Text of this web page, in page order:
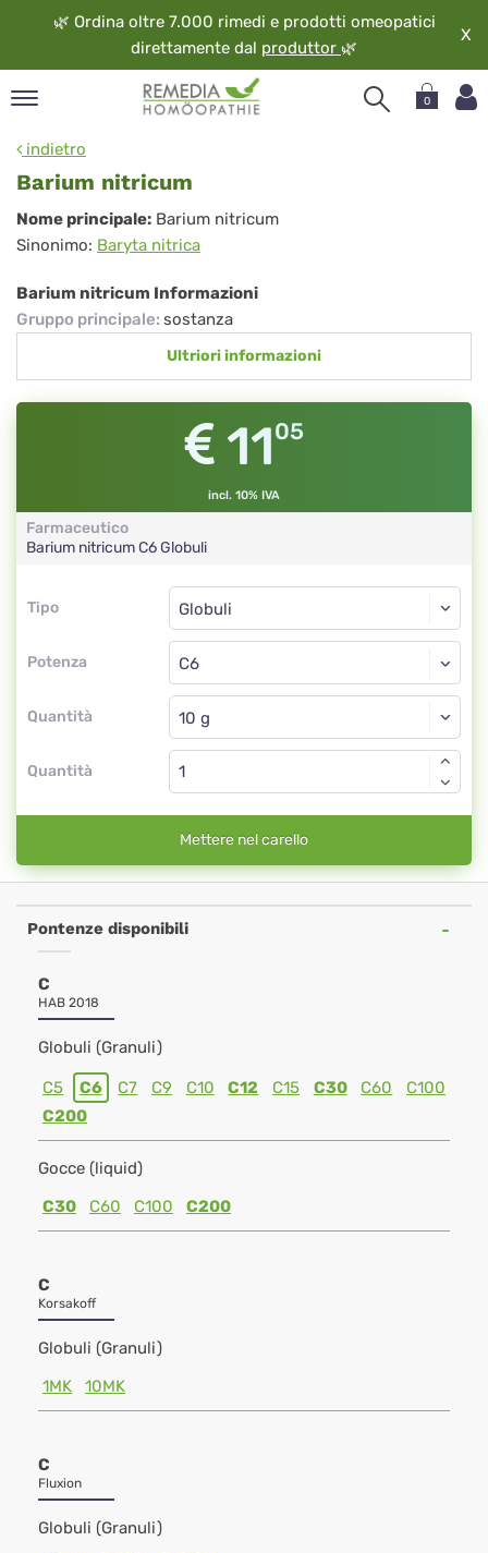
🌿 Ordina oltre 7.000 rimedi e prodotti omeopatici
direttamente dal produttor 🌿
X
0
indietro
Barium nitricum
Barium
nitricum
Nome principale: Barium nitricum
Sinonimo: Baryta nitrica
Barium nitricum Informazioni
Gruppo principale: sostanza
Ultriori informazioni
1105
incl. 10% IVA
Farmaceutico
Barium nitricumC6Globuli
Tipo
Tipo
Potenza
Globuli
C6
Quantità
Globuli
Quantità
Mettere nel carello
Pontenze disponibili
C
HAB 2018
Globuli (Granuli)
C5 C6 C7 C9 C10 C12 C15 C30 C60
C100
C200
Gocce (liquid)
C30
C60 C100 C200
C
Korsakoff
Globuli (Granuli)
1MK
10MK
C
Fluxion
Globuli (Granuli)